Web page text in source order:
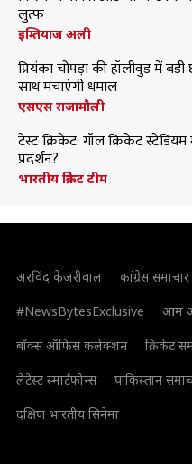
लुत्फ
इम्तियाज अली
प्रियंका चोपड़ा की हॉलीवुड में
साथ मचाएंगी धमाल
एसएस राजामौली
टेस्ट क्रिकेट: गॉल क्रिकेट
प्रदर्शन?
भारतीय क्रिकेट टीम
अरविंद केजरीवाल कांग्रेस समाचार
#NewsBytesExclusive
आम
बॉक्स ऑफिस कलेक्शन
क्रिकेट
लेटेस्ट स्मार्टफोन्स
पाकिस्तान
दक्षिण भारतीय सिनेमा